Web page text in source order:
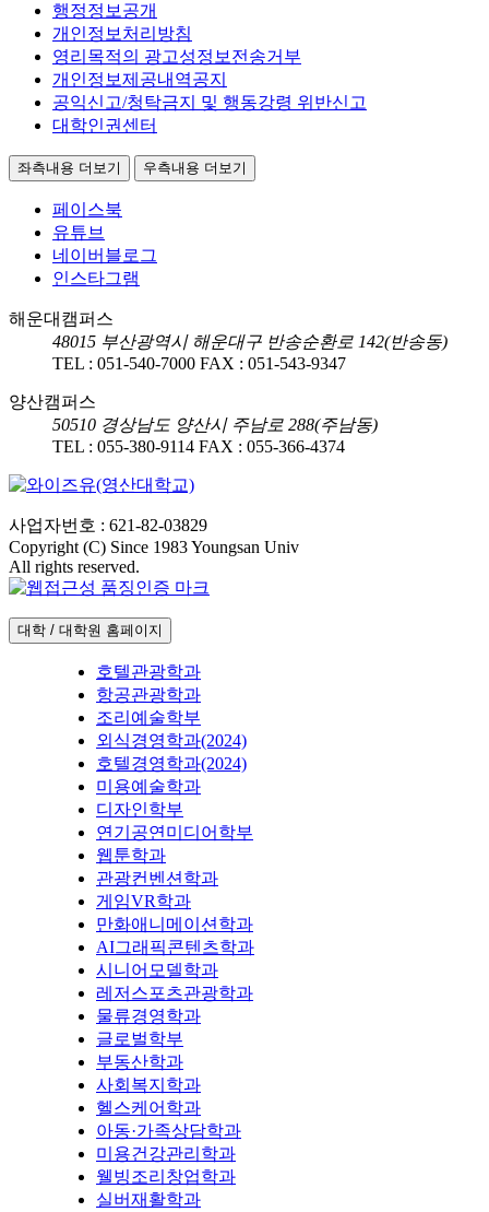
행정정보공개
개인정보처리방침
영리목적의 광고성정보전송거부
개인정보제공내역공지
공익신고/청탁금지 및 행동강령 위반신고
대학인권센터
좌측내용 더보기 우측내용 더보기
페이스북
유튜브
네이버블로그
인스타그램
해운대캠퍼스
48015 부산광역시 해운대구 반송순환로 142(반송동)
TEL : 051-540-7000 FAX : 051-543-9347
양산캠퍼스
50510 경상남도 양산시 주남로 288(주남동)
TEL : 055-380-9114 FAX : 055-366-4374
사업자번호 : 621-82-03829
Copyright (C) Since 1983 Youngsan Univ
All rights reserved.
대학 / 대학원 홈페이지
호텔관광학과
항공관광학과
조리예술학부
외식경영학과(2024)
호텔경영학과(2024)
미용예술학과
디자인학부
연기공연미디어학부
웹툰학과
관광컨벤션학과
게임VR학과
만화애니메이션학과
AI그래픽콘텐츠학과
시니어모델학과
레저스포츠관광학과
물류경영학과
글로벌학부
부동산학과
사회복지학과
헬스케어학과
아동·가족상담학과
미용건강관리학과
웰빙조리창업학과
실버재활학과